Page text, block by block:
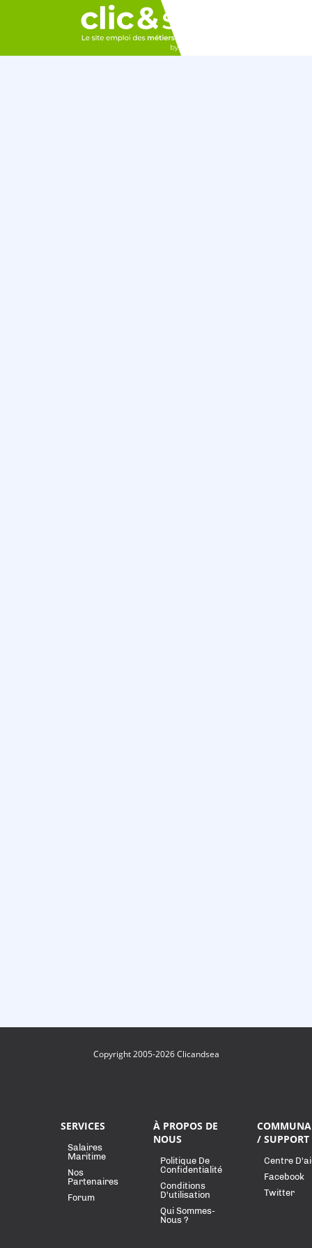
Copyright 2005-2026 Clicandsea
SERVICES
Salaires
Maritime
Nos
Partenaires
Forum
À PROPOS DE
NOUS
Politique De
Confidentialité
Conditions
D'utilisation
Qui Sommes-
Nous ?
/ SUPPORT
Centre
Facebook
Twitter